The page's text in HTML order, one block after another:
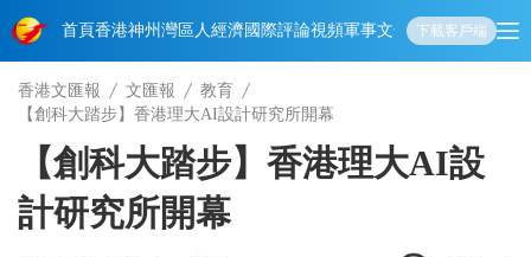
首頁香港神州 灣區人經濟國際評論視頻軍事文化 娛樂生活教育體
下載客戶端
香港文匯報 文匯報
教育
【創科大踏步】香港理大AI設計研究所開幕
【創科大踏步】香港理大AI設
計研究所開幕